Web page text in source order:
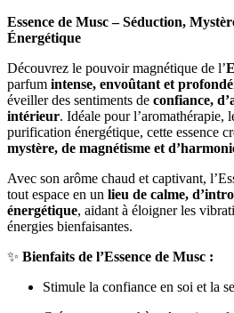
Essence de Musc – Séduction,
Énergétique
Découvrez le pouvoir magnétique de l’
parfum intense, envoûtant et
éveiller des sentiments de confiance,
intérieur. Idéale pour l’aromathérapie,
purification énergétique, cette essence
mystère, de magnétisme et
Avec son arôme chaud et captivant,
tout espace en un lieu de calme,
énergétique, aidant à éloigner les
énergies bienfaisantes.
✨ Bienfaits de l’Essence de Musc :
Stimule la confiance en soi et la